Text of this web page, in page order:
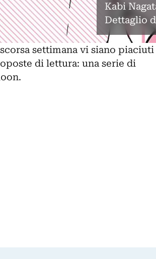
Kabi
Dettaglio
settimana vi siano piaciuti
di lettura: una serie di